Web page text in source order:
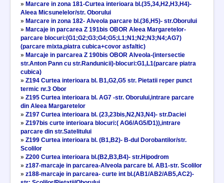
» Marcare in zona 181-Curtea interioara bl.(35,34,H2,H3,H4)-
Aleea Micsunelelor/str. Oborului
» Marcare in zona 182- Alveola parcare bl.(36,H5)- str.Oborului
» Marcaje in parcarea Z 191bis OBOR Aleea Margaretelor-
parcare blocuri:(G1;G2;G3;G4;G5;L1;N1;N2;N3;N4;AG7)
(parcare mixta,piatra cubica+covor asfaltic)
» Marcaje in parcarea Z 190bis OBOR Alveola-(intersectie
str.Anton Pann cu str.Randunicii)-blocuri:G1,L1(parcare piatra
cubica)
» Z194 Curtea interioara bl. B1,G2,G5 str. Pietatii reper punct
termic nr.3 Obor
» Z195 Curtea interioara bl. AG7 -str. Oborului,intrare parcare
din Aleea Margaretelor
» Z197 Curtea interioara bl. (23,23bis,N2,N3,N4)- str.Daciei
» Z197bis curte interioara blocuri:( AG6/AG5/D1)),intrare
parcare din str.Satelitului
» Z199 Curtea interioara bl. (B1,B2)- B-dul Dorobantilor/str.
Scolilor
» Z200 Curtea interioara bl.(B2,B3,B4)- str.Hipodrom
» z187-marcaje in parcarea-Alveola parcare bl. AB1-str. Scolilor
» z188-marcaje in parcarea- curte int bl.(AB1/AB2/AB5,AC2)-